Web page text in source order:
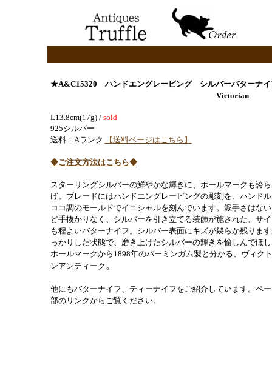
★A&C15320
ハンドエングレービング シルバーバターナイ
Victorian
L13.8cm(17g) / sold
925シルバー
送料：Aランク
【送料ページはこちら】
◆ご注文方法はこちら◆
スターリングシルバーの鮮やかな輝きに、ホールマークも誇
げ。ブレードにはハンドエングレービングの彫刻を、ハンド
ココ調のモールドでイニシャルを刻んでいます。派手さはな
ど手抜かりなく、シルバーを引き立てる装飾が施された、サ
も程よいバターナイフ。シルバー表面にキズが幾らか残りま
っかりした状態で、磨き上げたシルバーの輝きを愉しんでほ
ホールマークから1898年のバーミンガム製と分かる、ヴィク
ンアンティーク 。
他にもバターナイフ、ティーナイフをご紹介しています。ペ
部のリンクからご覧ください。